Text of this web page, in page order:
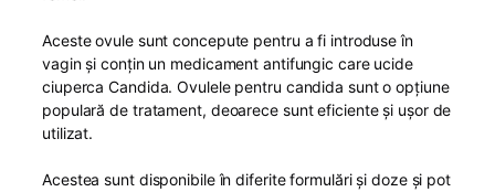
Aceste ovule sunt concepute pentru a fi introduse în
vagin și conțin un medicament antifungic care ucide
ciuperca Candida. Ovulele pentru candida sunt o opțiune
populară de tratament, deoarece sunt eficiente și ușor de
utilizat.
Acestea sunt disponibile în diferite formulări și doze și pot